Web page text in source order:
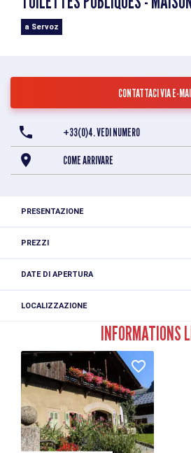
a Servoz
CONTATTACI VIA E-
+33(0)4. VEDI NUMERO
COME ARRIVARE
PRESENTAZIONE
Free public restrooms in the Maison
PREZZI
DATE DI APERTURA
LOCALIZZAZIONE
Toilettes publiques - Maison de l'Alpage
Maison de l'Alpage
113 rue du Bouchet
74310 Servoz
Stazione ferroviaria più vicina: Gare
Parcheggio gratuito nelle vicinanze
INFORMATIONS